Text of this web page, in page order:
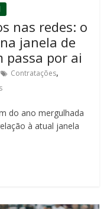
nas redes: o
janela de
passa por ai
Contratações,
do ano mergulhada
à atual janela